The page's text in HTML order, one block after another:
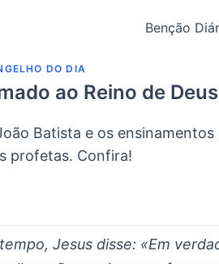
Benção
DO DIA
ao Reino de
Batista e os
profetas. Confira!
Jesus disse: «Em